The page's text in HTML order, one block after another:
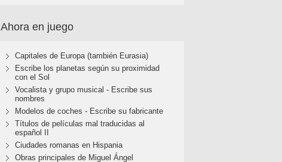
Ahora en juego
Capitales de Europa (también Eurasia)
Escribe los planetas según su proximidad
con el Sol
Vocalista y grupo musical - Escribe sus
nombres
Modelos de coches - Escribe su fabricante
Títulos de películas mal traducidas al
español II
Ciudades romanas en Hispania
Obras principales de Miguel Ángel